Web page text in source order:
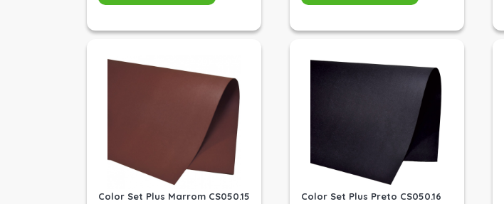
Color Set Plus Marrom CS050.15
Color Set Plus Preto CS050.16